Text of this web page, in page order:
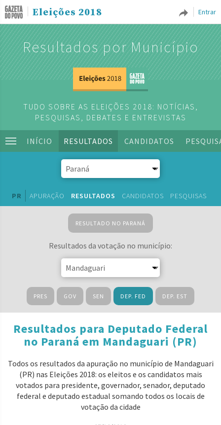
Entrar
Eleições 2018
Resultados por Município
TUDO SOBRE AS ELEIÇÕES 2018: NOTÍCIAS,
PESQUISAS, DEBATES E ENTREVISTAS
INÍCIO RESULTADOS CANDIDATOS
PR APURAÇÃO RESULTADOS CANDIDATOS PESQUISAS
RESULTADO NO PARANÁ
Resultados da votação no município:
PRES GOV SEN DEP. FED DEP. EST
Resultados para Deputado Federal
no Paraná em Mandaguari (PR)
Todos os resultados da apuração no município de Mandaguari
(PR) nas Eleições 2018: os eleitos e os candidatos mais
votados para presidente, governador, senador, deputado
federal e deputado estadual somando todos os locais de
votação da cidade